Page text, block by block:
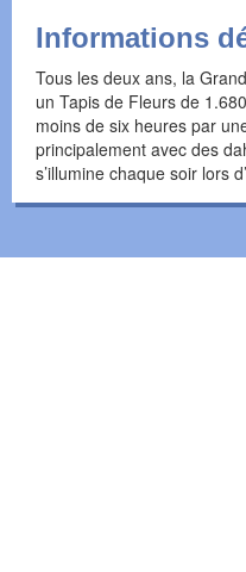
Informations
Tous les deux ans, la
un Tapis de Fleurs de
moins de six heures par
principalement avec des
s’illumine chaque soir lors